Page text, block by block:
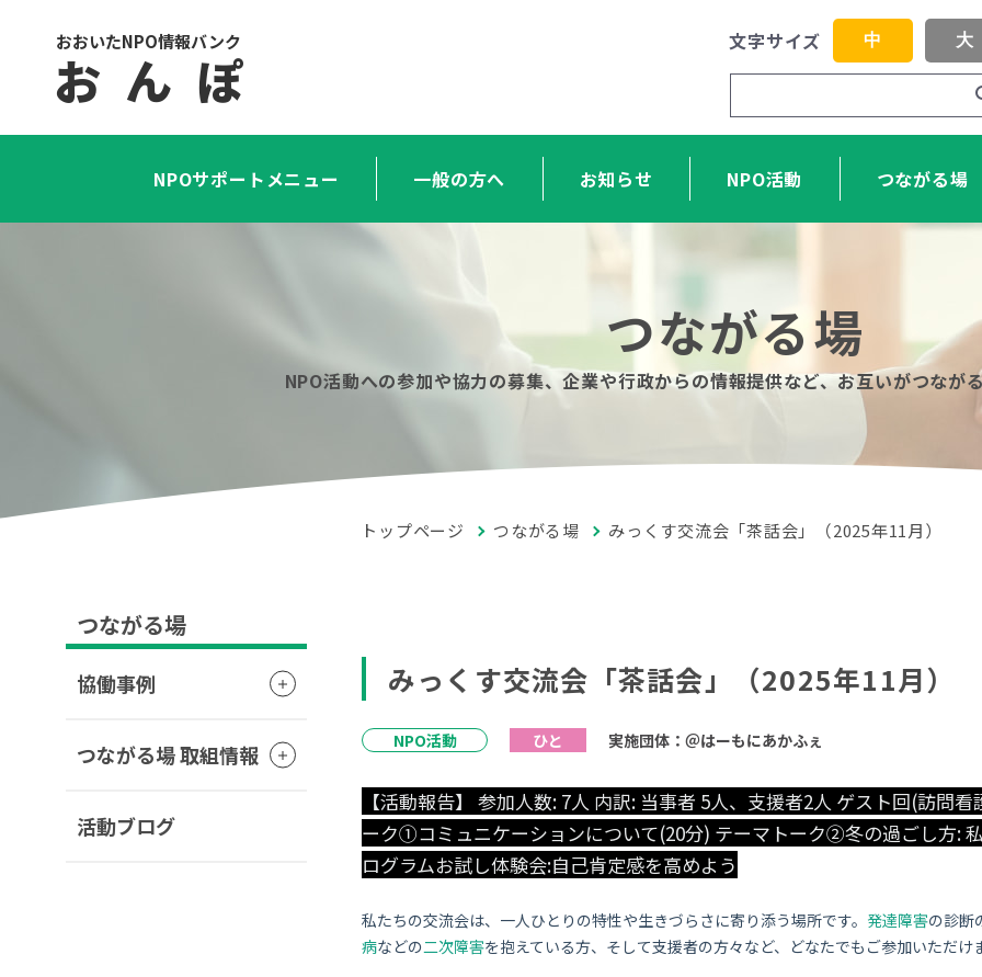
おおいたNPO情報バンク
お ん ぽ
文字サイズ 中 大
NPOサポートメニュー 一般の方へ お知らせ NPO活動 つながる場
つながる場
NPO活動への参加や協力の募集、企業や行政からの情報提供など、お互いがつなが
トップページ つながる場 みっくす交流会「茶話会」（2025年11月）
みっくす交流会「茶話会」（2025年11月）
NPO活動 ひと 実施団体：＠はーもにあかふぇ
【活動報告】 参加人数: 7人 内訳: 当事者 5人、支援者2人 ゲスト回(訪問
ーク①コミュニケーションについて(20分) テーマトーク②冬の過ごし方:
ログラムお試し体験会:自己肯定感を高めよう
私たちの交流会は、一人ひとりの特性や生きづらさに寄り添う場所です。 発達障害の診断
病などの二次障害を抱えている方、そして支援者の方々など、どなたでもご参加いただけ
つながる場
協働事例
つながる場 取組情報
活動ブログ